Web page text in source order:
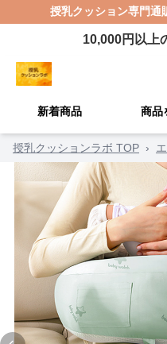
授乳クッション専門通
10,000円以上
新着商品 商品
授乳クッションラボ TOP ›